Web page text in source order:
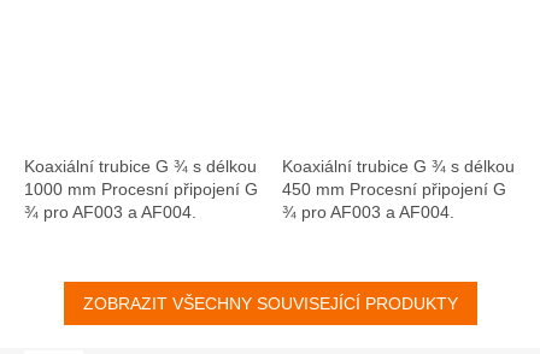
Koaxiální trubice G ¾ s délkou
1000 mm Procesní připojení G
¾ pro AF003 a AF004.
Koaxiální trubice G ¾ s délkou
450 mm Procesní připojení G
¾ pro AF003 a AF004.
ZOBRAZIT VŠECHNY SOUVISEJÍCÍ PRODUKTY